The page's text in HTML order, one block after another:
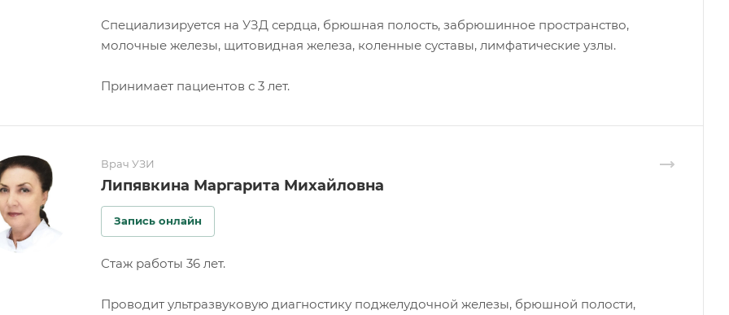
Специализируется на УЗД сердца, брюшная полость, забрюшинное пространство,
молочные железы, щитовидная железа, коленные суставы, лимфатические узлы.
Принимает пациентов с 3 лет.
Врач УЗИ
Липявкина Маргарита Михайловна
Запись онлайн
Стаж работы 36 лет.
Проводит ультразвуковую диагностику поджелудочной железы, брюшной полости,